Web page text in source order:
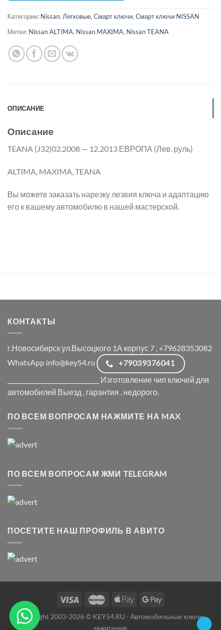
Категории: Nissan, Легковые, Смарт ключи, Смарт ключи NISSAN
Метки: Nissan ALTIMA, Nissan MAXIMA, Nissan TEANA
ОПИСАНИЕ
Описание
TEANA (J32)02.2008 — 12.2013 ЕВРОПА (Лев. руль)
ALTIMA, MAXIMA, TEANA
Вы можете заказать нарезку лезвия ключа и адаптацию
его к вашему автомобилю в нашей мастерской.
КОНТАКТЫ
г.Новосибирск ул.Высоцкого 1А корпус 7 , +79628353082
WhatsApp info@key54.ru
+79039376041
_______________________________ Изготовление чип ключей для
автомобилей Выезд , гарантия , недорого.
ПО ВСЕМ ВОПРОСАМ НАЖМИТЕ НА MAX
ПО ВСЕМ ВОПРОСАМ ЖМИ TELEGRAM
ПОСЕТИТЕ НАШ ПРОФИЛЬ В АВИТО
Copyright 2003-2026 © KEY54.RU - Автомобильные ключи
зажигания.